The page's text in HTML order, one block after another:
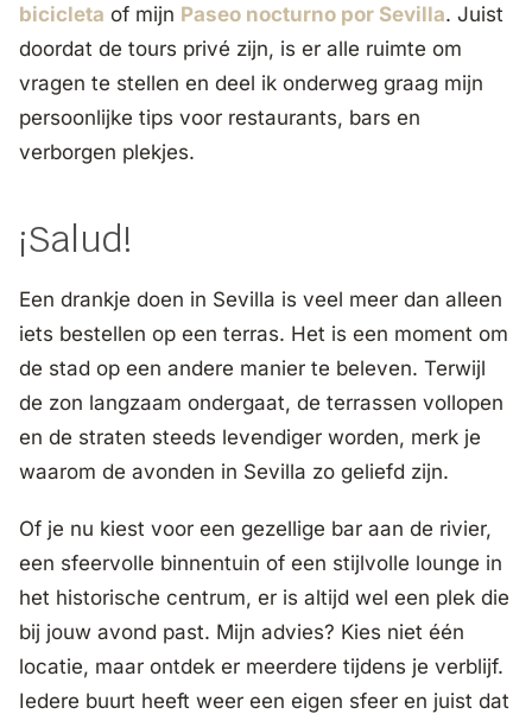
bicicleta of mijn Paseo nocturno por Sevilla. Juist
doordat de tours privé zijn, is er alle ruimte om
vragen te stellen en deel ik onderweg graag mijn
persoonlijke tips voor restaurants, bars en
verborgen plekjes.
¡Salud!
Een drankje doen in Sevilla is veel meer dan alleen
iets bestellen op een terras. Het is een moment om
de stad op een andere manier te beleven. Terwijl
de zon langzaam ondergaat, de terrassen vollopen
en de straten steeds levendiger worden, merk je
waarom de avonden in Sevilla zo geliefd zijn.
Of je nu kiest voor een gezellige bar aan de rivier,
een sfeervolle binnentuin of een stijlvolle lounge in
het historische centrum, er is altijd wel een plek die
bij jouw avond past. Mijn advies? Kies niet één
locatie, maar ontdek er meerdere tijdens je verblijf.
Iedere buurt heeft weer een eigen sfeer en juist dat